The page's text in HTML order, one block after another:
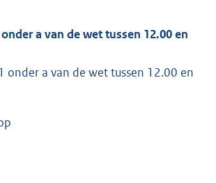
a van de wet tussen 12.00 en
a van de wet tussen 12.00 en